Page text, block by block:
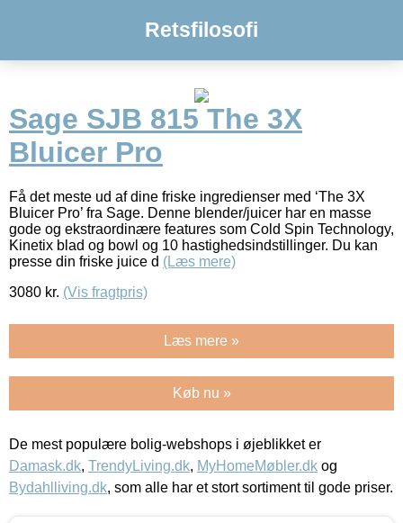
Retsfilosofi
Sage SJB 815 The 3X
Bluicer Pro
Få det meste ud af dine friske ingredienser med ‘The 3X
Bluicer Pro’ fra Sage. Denne blender/juicer har en masse
gode og ekstraordinære features som Cold Spin Technology,
Kinetix blad og bowl og 10 hastighedsindstillinger. Du kan
presse din friske juice d (Læs mere)
3080 kr. (Vis fragtpris)
Læs mere »
Køb nu »
De mest populære bolig-webshops i øjeblikket er
Damask.dk, TrendyLiving.dk, MyHomeMøbler.dk og
Bydahlliving.dk, som alle har et stort sortiment til gode priser.